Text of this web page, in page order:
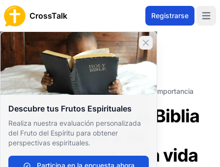
CrossTalk Registrarse
Cerrar banner
Descubre tus Frutos Espirituales
Realiza nuestra evaluación personalizada
del Fruto del Espíritu para obtener
perspectivas espirituales.
Participa en la encuesta ahora
Inicio
Archivo de Preguntas
Vida Cristiana
Ética y Moral
¿Cómo define la Biblia la fidelidad y su importancia
¿Cómo define la Biblia
la fidelidad y su
importancia en la vida